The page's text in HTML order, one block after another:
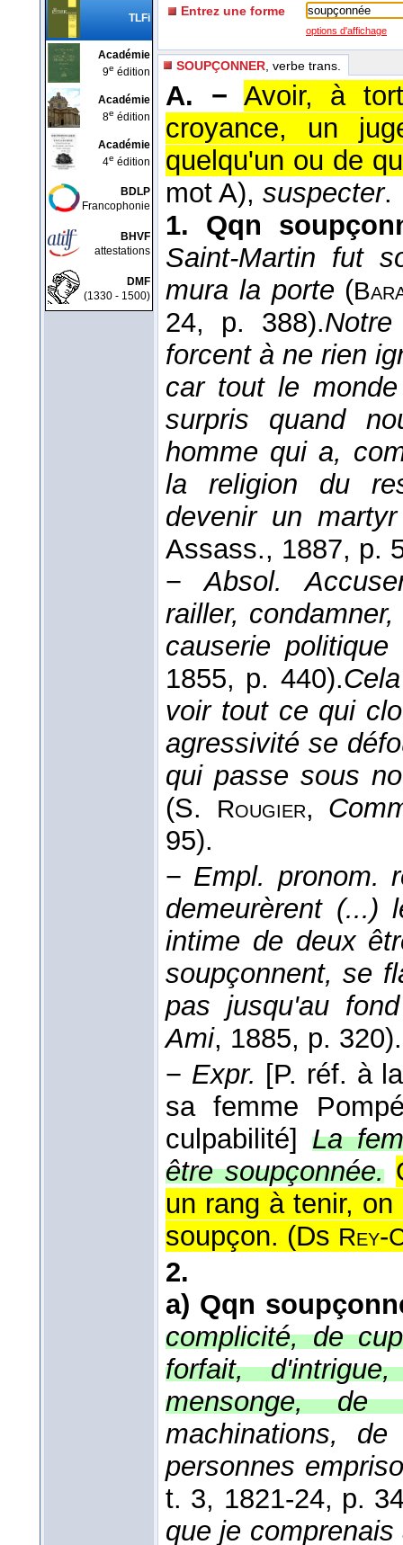
TLFi
Académie
9e édition
Académie
8e édition
Académie
4e édition
BDLP
Francophonie
BHVF
attestations
DMF
(1330 - 1500)
Entrez une forme
options d'affichage
SOUPÇONNER , verbe trans.
A. − Avoir, à
croyance, un
quelqu'un ou de
mot A), suspecter.
1.
Qqn
Saint-Martin fut
mura la porte (
24, p. 388).
forcent à ne rien
car tout le
surpris quand
homme qui a,
la religion du
devenir un martyr
Assass., 1887, p.
−Absol.
railler,
causerie
1855, p. 440).
voir tout ce qui
agressivité se
qui passe sous
(S. Rougier,
95).
− Empl. pronom.
demeurèrent (...)
intime de deux
soupçonnent, se
pas jusqu'au
Ami, 1885, p. 320).
− Expr. [P. réf. à
sa femme
culpabilité] La
être soupçonnée.
un rang à tenir,
soupçon. (Ds Rey-
2.
a) Qqn
complicité, de
forfait,
mensonge, de
machinations,
personnes
t. 3, 1821-24, p.
que je